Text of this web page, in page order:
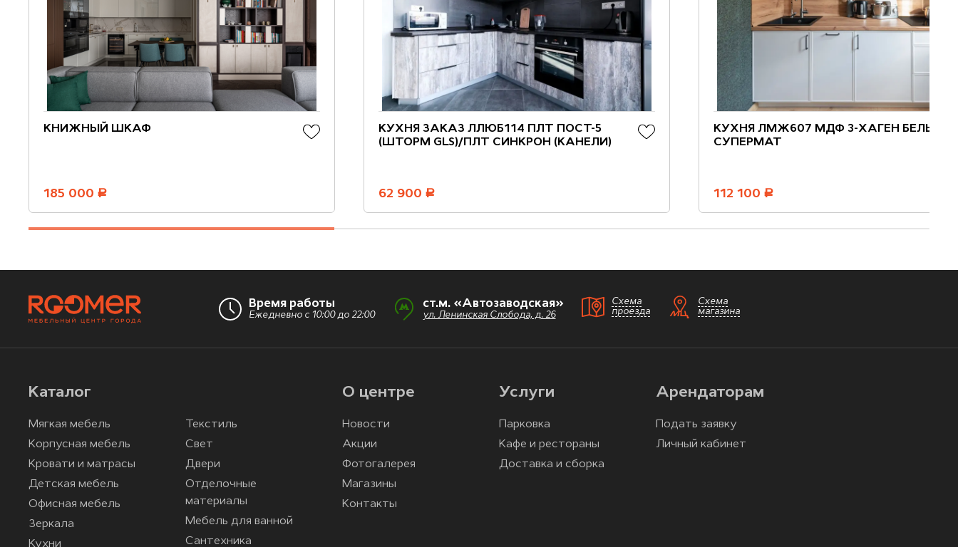
КНИЖНЫЙ ШКАФ
185 000 руб.
КУХНЯ ЗАКАЗ ЛЛЮБ114 ПЛТ ПОСТ-5
(ШТОРМ GLS)/ПЛТ СИНКРОН (КАНЕЛИ)
62 900 руб.
КУХНЯ ЛМЖ607 МДФ 3-ХАГЕН БЕЛЫЙ
СУПЕРМАТ
112 100 руб.
Время работы
Ежедневно с 10:00 до 22:00
ст.м. «Автозаводская»
ул. Ленинская Слобода, д. 26
Схема
проезда
Схема
магазина
Каталог
Мягкая мебель
Корпусная мебель
Кровати и матрасы
Детская мебель
Офисная мебель
Зеркала
Кухни
Текстиль
Свет
Двери
Отделочные
материалы
Мебель для ванной
Сантехника
О центре
Новости
Акции
Фотогалерея
Магазины
Контакты
Услуги
Парковка
Кафе и рестораны
Доставка и сборка
Арендаторам
Подать заявку
Личный кабинет